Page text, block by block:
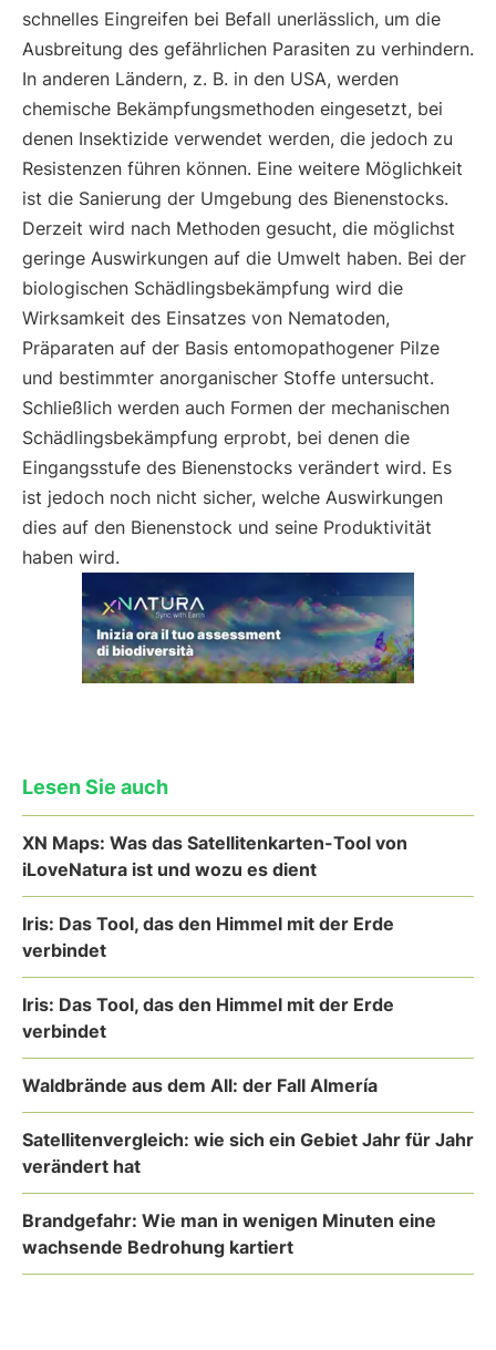
schnelles Eingreifen bei Befall unerlässlich, um die
Ausbreitung des gefährlichen Parasiten zu verhindern.
In anderen Ländern, z. B. in den USA, werden
chemische Bekämpfungsmethoden eingesetzt, bei
denen Insektizide verwendet werden, die jedoch zu
Resistenzen führen können. Eine weitere Möglichkeit
ist die Sanierung der Umgebung des Bienenstocks.
Derzeit wird nach Methoden gesucht, die möglichst
geringe Auswirkungen auf die Umwelt haben. Bei der
biologischen Schädlingsbekämpfung wird die
Wirksamkeit des Einsatzes von Nematoden,
Präparaten auf der Basis entomopathogener Pilze
und bestimmter anorganischer Stoffe untersucht.
Schließlich werden auch Formen der mechanischen
Schädlingsbekämpfung erprobt, bei denen die
Eingangsstufe des Bienenstocks verändert wird. Es
ist jedoch noch nicht sicher, welche Auswirkungen
dies auf den Bienenstock und seine Produktivität
haben wird.
Lesen Sie auch
XN Maps: Was das Satellitenkarten-Tool von
iLoveNatura ist und wozu es dient
Iris: Das Tool, das den Himmel mit der Erde
verbindet
Iris: Das Tool, das den Himmel mit der Erde
verbindet
Waldbrände aus dem All: der Fall Almería
Satellitenvergleich: wie sich ein Gebiet Jahr für Jahr
verändert hat
Brandgefahr: Wie man in wenigen Minuten eine
wachsende Bedrohung kartiert